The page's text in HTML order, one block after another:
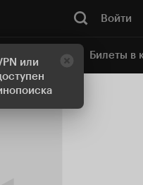
или
Войти
кинотеатр Билеты в